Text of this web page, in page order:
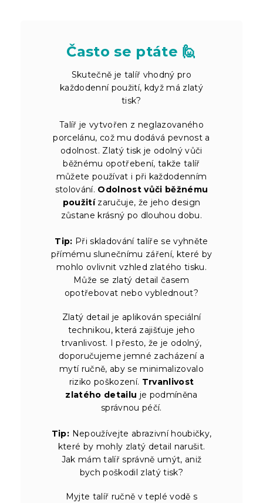
Často se ptáte 🙋
Skutečně je talíř vhodný pro
každodenní použití, když má zlatý
tisk?
Talíř je vytvořen z neglazovaného
porcelánu, což mu dodává pevnost a
odolnost. Zlatý tisk je odolný vůči
běžnému opotřebení, takže talíř
můžete používat i při každodenním
stolování. Odolnost vůči běžnému
použitízaručuje, že jeho design
zůstane krásný po dlouhou dobu.
Tip: Při skladování talíře se vyhněte
přímému slunečnímu záření, které by
mohlo ovlivnit vzhled zlatého tisku.
Může se zlatý detail časem
opotřebovat nebo vyblednout?
Zlatý detail je aplikován speciální
technikou, která zajišťuje jeho
trvanlivost. I přesto, že je odolný,
doporučujeme jemné zacházení a
mytí ručně, aby se minimalizovalo
riziko poškození. Trvanlivost
zlatého detailu je podmíněna
správnou péčí.
Tip: Nepoužívejte abrazivní houbičky,
které by mohly zlatý detail narušit.
Jak mám talíř správně umýt, aniž
bych poškodil zlatý tisk?
Myjte talíř ručně v teplé vodě s